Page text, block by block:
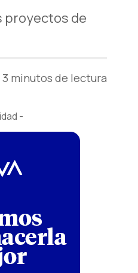
proyectos de
3 minutos de lectura
-